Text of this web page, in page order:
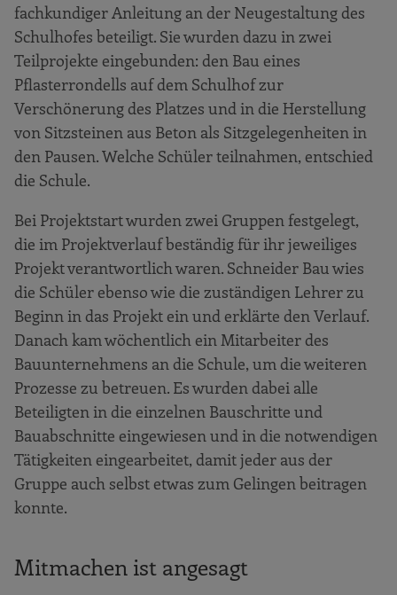
fachkundiger Anleitung an der Neugestaltung des
Schulhofes beteiligt. Sie wurden dazu in zwei
Teilprojekte eingebunden: den Bau eines
Pflasterrondells auf dem Schulhof zur
Verschönerung des Platzes und in die Herstellung
von Sitzsteinen aus Beton als Sitzgelegenheiten in
den Pausen. Welche Schüler teilnahmen, entschied
die Schule.
Bei Projektstart wurden zwei Gruppen festgelegt,
die im Projektverlauf beständig für ihr jeweiliges
Projekt verantwortlich waren. Schneider Bau wies
die Schüler ebenso wie die zuständigen Lehrer zu
Beginn in das Projekt ein und erklärte den Verlauf.
Danach kam wöchentlich ein Mitarbeiter des
Bauunternehmens an die Schule, um die weiteren
Prozesse zu betreuen. Es wurden dabei alle
Beteiligten in die einzelnen Bauschritte und
Bauabschnitte eingewiesen und in die notwendigen
Tätigkeiten eingearbeitet, damit jeder aus der
Gruppe auch selbst etwas zum Gelingen beitragen
konnte.
Mitmachen ist angesagt